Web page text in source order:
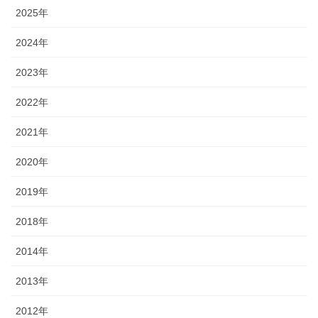
2025年
2024年
2023年
2022年
2021年
2020年
2019年
2018年
2014年
2013年
2012年